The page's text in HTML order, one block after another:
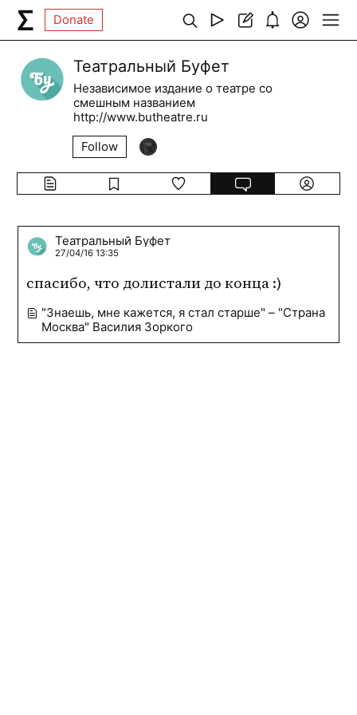
Donate
Театральный Буфет
Независимое издание о театре со
смешным названием
http://www.butheatre.ru
Follow
Театральный Буфет
27/04/16 13:35
спасибо, что долистали до конца :)
"Знаешь, мне кажется, я стал старше" – "Страна
Москва" Василия Зоркого